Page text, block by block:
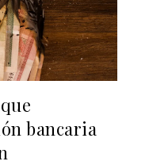
bancaria